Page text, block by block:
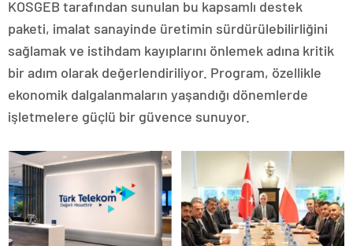
KOSGEB tarafından sunulan bu kapsamlı destek
paketi, imalat sanayinde üretimin sürdürülebilirliğini
sağlamak ve istihdam kayıplarını önlemek adına kritik
bir adım olarak değerlendiriliyor. Program, özellikle
ekonomik dalgalanmaların yaşandığı dönemlerde
işletmelere güçlü bir güvence sunuyor.